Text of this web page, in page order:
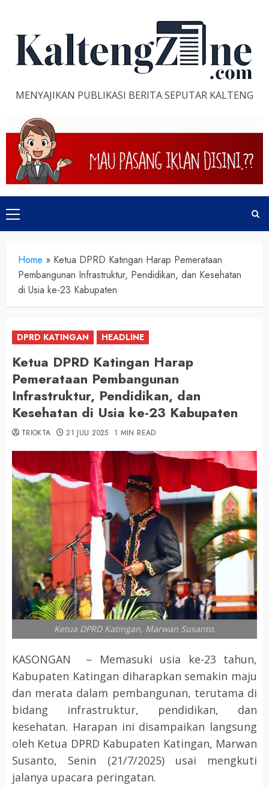
content
MENYAJIKAN PUBLIKASI BERITA SEPUTAR KALTENG
Primary
Menu
Home » Ketua DPRD Katingan Harap Pemerataan
Pembangunan Infrastruktur, Pendidikan, dan Kesehatan
di Usia ke-23 Kabupaten
DPRD KATINGAN HEADLINE
Ketua DPRD Katingan Harap
Pemerataan Pembangunan
Infrastruktur, Pendidikan, dan
Kesehatan di Usia ke-23 Kabupaten
TRIOKTA 21 JULI 2025 1 MIN READ
Ketua DPRD Katingan, Marwan Susanto.
KASONGAN – Memasuki usia ke-23 tahun,
Kabupaten Katingan diharapkan semakin maju
dan merata dalam pembangunan, terutama di
bidang infrastruktur, pendidikan, dan
kesehatan. Harapan ini disampaikan langsung
oleh Ketua DPRD Kabupaten Katingan, Marwan
Susanto, Senin (21/7/2025) usai mengkuti
jalanya upacara peringatan.